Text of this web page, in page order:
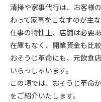
清掃や家事代行は、お客様
わって家事をこなすのが主な
仕事の特性上、店舗は必要
在庫もなく、開業資金も比
おそうじ革命にも、元飲食
いらっしゃいます。
この項では、おそうじ革命
をご紹介いたします。